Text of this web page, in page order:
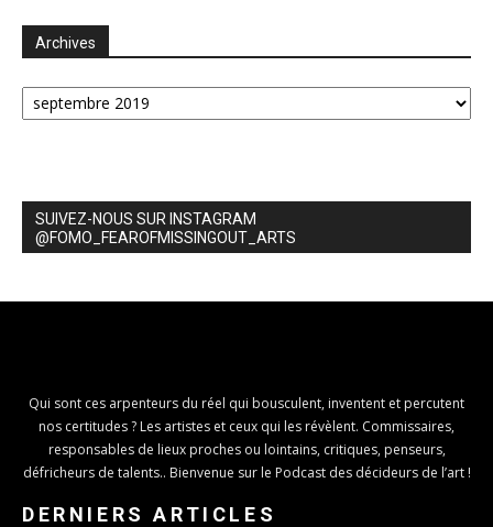
Archives
Archives
SUIVEZ-NOUS SUR INSTAGRAM
@FOMO_FEAROFMISSINGOUT_ARTS
Qui sont ces arpenteurs du réel qui bousculent, inventent et percutent
nos certitudes ? Les artistes et ceux qui les révèlent. Commissaires,
responsables de lieux proches ou lointains, critiques, penseurs,
défricheurs de talents.. Bienvenue sur le Podcast des décideurs de l’art !
DERNIERS ARTICLES